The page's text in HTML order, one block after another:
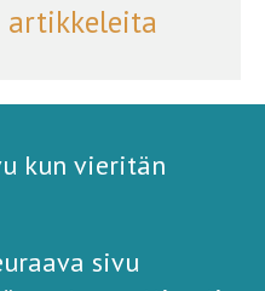
kun vieritän
sivu